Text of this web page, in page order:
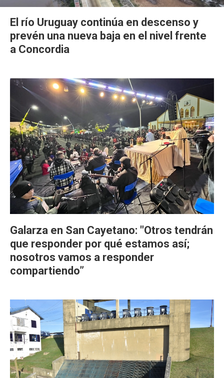
El río Uruguay continúa en descenso y
prevén una nueva baja en el nivel frente
a Concordia
Galarza en San Cayetano: "Otros tendrán
que responder por qué estamos así;
nosotros vamos a responder
compartiendo”